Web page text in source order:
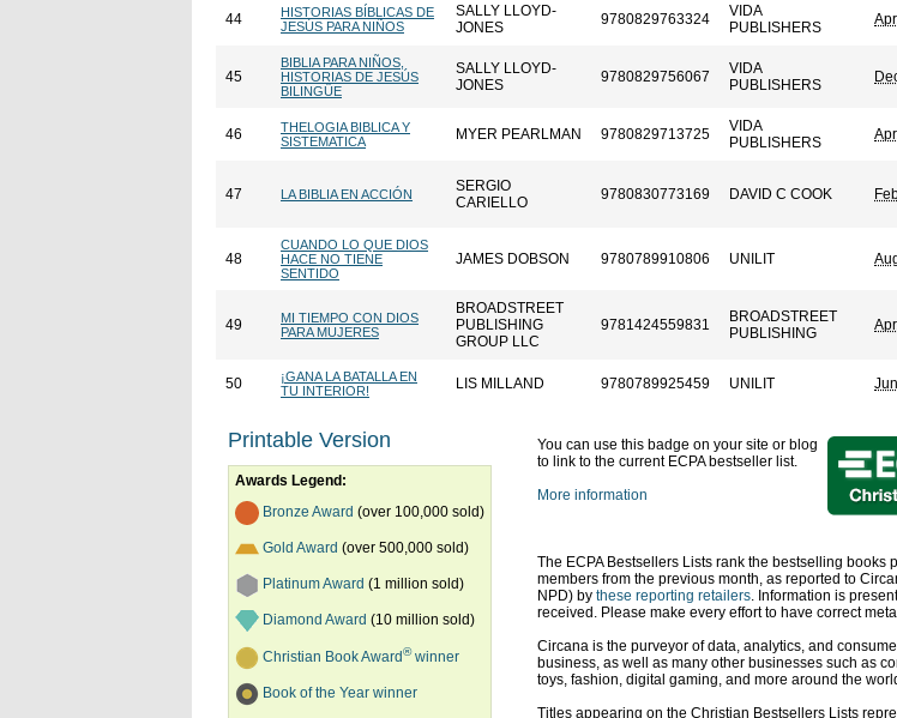
44
HISTORIAS BÍBLICAS DE
JESÚS PARA NIÑOS
SALLY LLOYD-
JONES
9780829763324
VIDA
PUBLISHERS
45
BIBLIA PARA NIÑOS,
HISTORIAS DE JESÚS
BILINGÜE
SALLY LLOYD-
JONES
9780829756067
VIDA
PUBLISHERS
46
THELOGIA BIBLICA Y
SISTEMATICA
MYER PEARLMAN 9780829713725
VIDA
PUBLISHERS
47 LA BIBLIA EN ACCIÓN
SERGIO
CARIELLO
9780830773169 DAVID C COOK
48
CUANDO LO QUE DIOS
HACE NO TIENE
SENTIDO
JAMES DOBSON 9780789910806 UNILIT
49
MI TIEMPO CON DIOS
PARA MUJERES
BROADSTREET
PUBLISHING
GROUP LLC
9781424559831
BROADSTREET
PUBLISHING
50
¡GANA LA BATALLA EN
TU INTERIOR!
LIS MILLAND 9780789925459 UNILIT
Printable Version
Awards Legend:
Bronze Award (over 100,000 sold)
Gold Award (over 500,000 sold)
Platinum Award (1 million sold)
Diamond Award (10 million sold)
Christian Book Award®winner
Book of the Year winner
You can use this badge on your site or blog
to link to the current ECPA bestseller list.
More information
The ECPA Bestsellers Lists rank the bestselling books
members from the previous month, as reported to
NPD) by these reporting retailers. Information is
received. Please make every effort to have correct
Circana is the purveyor of data, analytics, and
business, as well as many other businesses such as
toys, fashion, digital gaming, and more around the
Titles appearing on the Christian Bestsellers Lists